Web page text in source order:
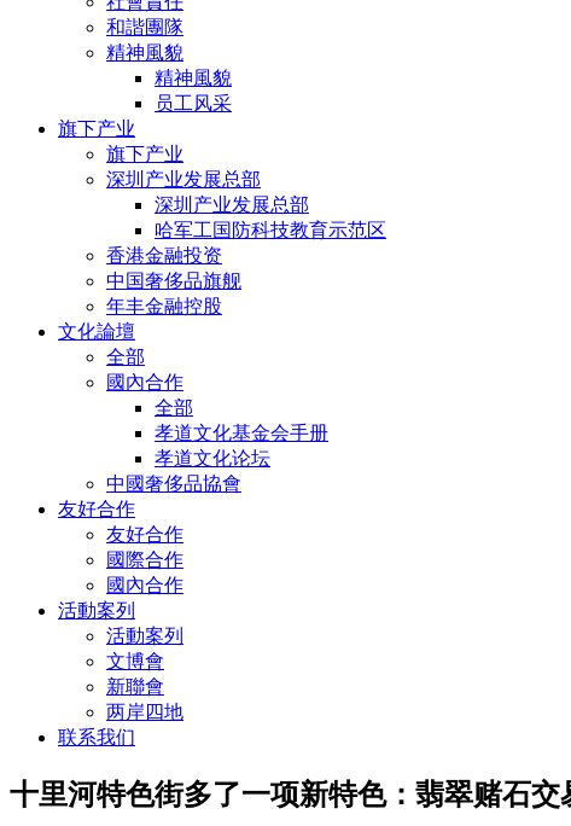
和諧團隊
精神風貌
精神風貌
员工风采
旗下产业
旗下产业
深圳产业发展总部
深圳产业发展总部
哈军工国防科技教育示范区
香港金融投资
中国奢侈品旗舰
年丰金融控股
文化論壇
全部
國內合作
全部
孝道文化基金会手册
孝道文化论坛
中國奢侈品協會
友好合作
友好合作
國際合作
國內合作
活動案列
活動案列
文博會
新聯會
两岸四地
联系我们
十里河特色街多了一项新特色：翡翠赌石交